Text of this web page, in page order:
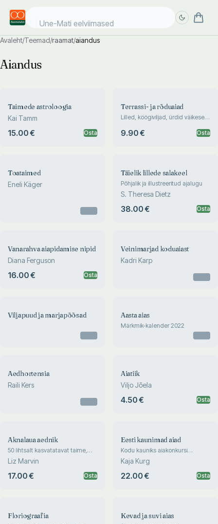
Une-Mati eelviimased kii
Avaleht/Teemad/raamat/aiandus
Aiandus
Taimede astroloogia
Kai Tamm
15.00 € Osta
Terrassi- ja rõduaiad
Lilled, köögiviljad, ürdid väikeses
9.90 € Osta
Toataimed
Eneli Käger
Täielik lillede salakeel
Põhjalik ja illustreeritud ajalugu
S. Theresa Dietz
38.00 € Osta
Vanarahva aiapidamise nipid
Diana Ferguson
16.00 € Osta
Veinimarjad koduaiast
Kadri Karp
Viljapuud ja marjapõõsad Aasta aias
Märkmik-kalender 2022
Aedhortensia
Raili Kers
Aiatiik
Viljo Jõela
4.50 € Osta
Aknalaua aednik
50 lihtsalt kasvatatavat taime,
mis annavad kodule uue ilme
Liz Marvin
17.00 € Osta
Eesti kaunimad aiad
Kodu kauniks aiakonkursi
aastaraamat
Kaja Kurg
22.00 € Osta
Floriograafia Kevad ja suvi aias